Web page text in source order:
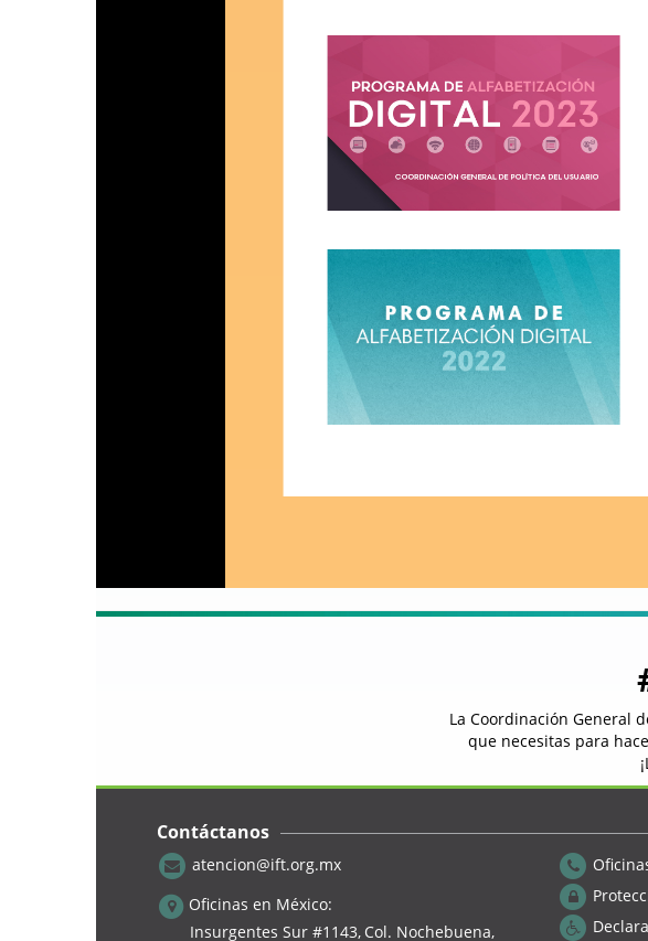
La Coordinación General
que necesitas para
Contáctanos
atencion@ift.org.mx
Oficinas en México:
Insurgentes Sur #1143, Col. Nochebuena,